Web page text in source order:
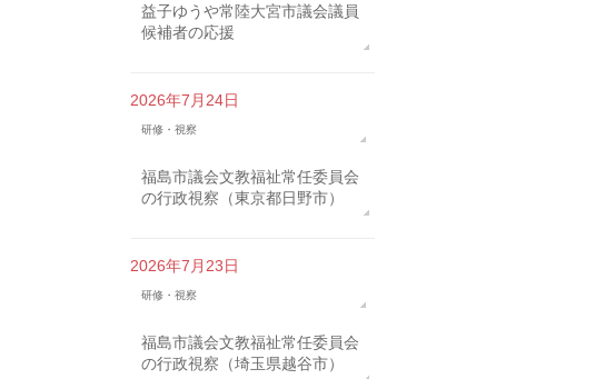
益子ゆうや常陸大宮市議会議員
候補者の応援
2026年7月24日
研修・視察
福島市議会文教福祉常任委員会
の行政視察（東京都日野市）
2026年7月23日
研修・視察
福島市議会文教福祉常任委員会
の行政視察（埼玉県越谷市）